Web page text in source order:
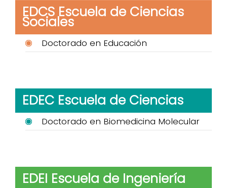
EDCS Escuela de Ciencias
Sociales
Doctorado en Educación
EDEC Escuela de Ciencias
Doctorado en Biomedicina Molecular
EDEI Escuela de Ingeniería